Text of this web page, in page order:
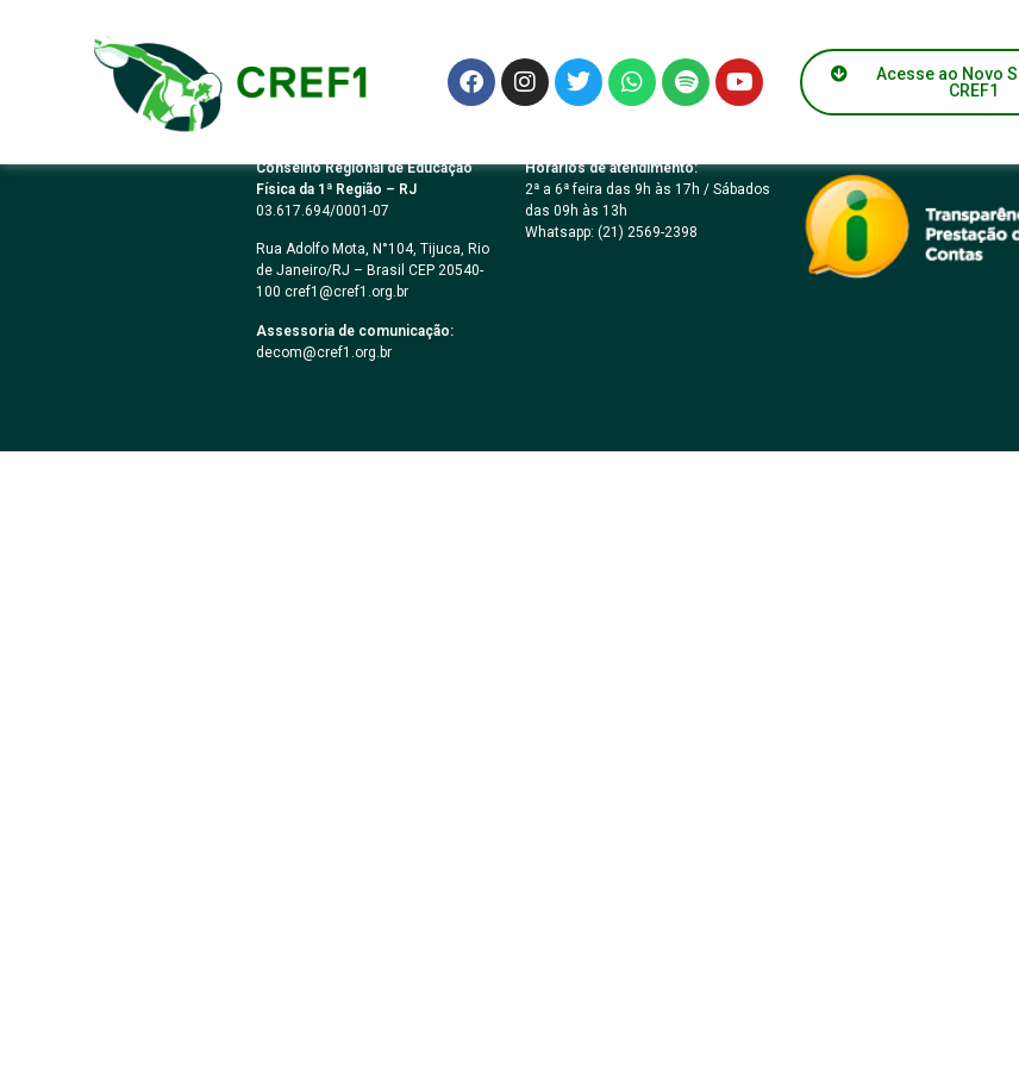
Acesse ao Novo
CREF1
PREGÃO ELETRÔNICO Nº 12/2023 –
Conselho Regional de Educação
Física da 1ª Região – RJ
03.617.694/0001-07
Rua Adolfo Mota, N°104, Tijuca, Rio
de Janeiro/RJ – Brasil CEP 20540-
100 cref1@cref1.org.br
Assessoria de comunicação:
decom@cref1.org.br
Horários de atendimento:
2ª a 6ª feira das 9h às 17h / Sábados
das 09h às 13h
Whatsapp: (21) 2569-2398